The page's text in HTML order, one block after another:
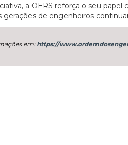
a OERS reforça o seu
gerações de engenheiros
em: https://